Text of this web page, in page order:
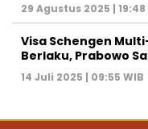
29 Agustus 2025 | 19:48
Visa Schengen
Berlaku, Prabowo
14 Juli 2025 | 09:55 WIB